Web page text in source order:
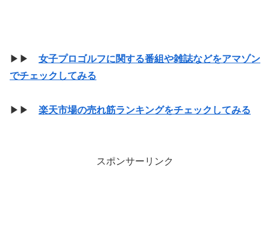
▶▶ 女子プロゴルフに関する番組や雑誌などをアマゾン
でチェックしてみる
▶▶ 楽天市場の売れ筋ランキングをチェックしてみる
スポンサーリンク